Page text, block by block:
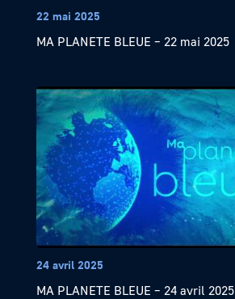
22 mai 2025
MA PLANETE BLEUE – 22 mai 2025
24 avril 2025
MA PLANETE BLEUE – 24 avril 2025